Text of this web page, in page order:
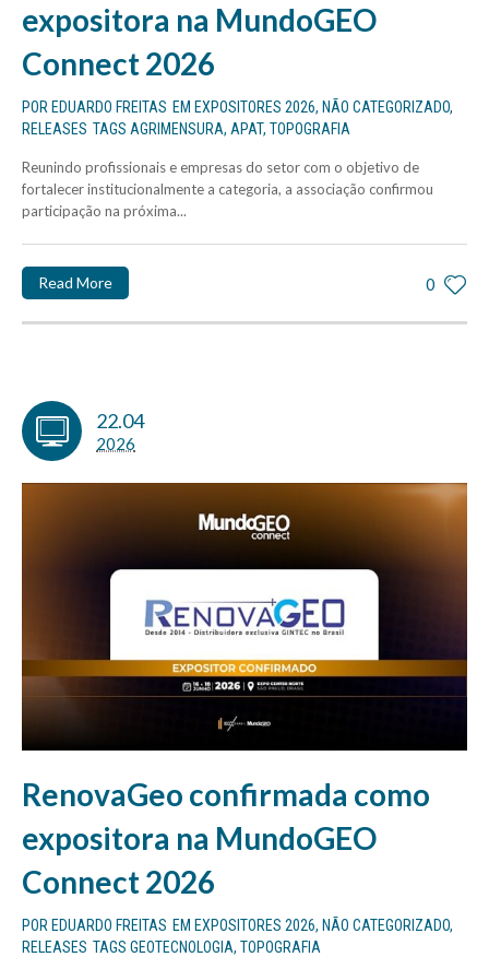
expositora na MundoGEO
Connect 2026
POR EDUARDO FREITAS EM EXPOSITORES 2026, NÃO CATEGORIZADO,
RELEASES TAGS AGRIMENSURA, APAT, TOPOGRAFIA
Reunindo profissionais e empresas do setor com o objetivo de
fortalecer institucionalmente a categoria, a associação confirmou
participação na próxima...
0
Read More
22.04
2026
RenovaGeo confirmada como
expositora na MundoGEO
Connect 2026
POR EDUARDO FREITAS EM EXPOSITORES 2026, NÃO CATEGORIZADO,
RELEASES TAGS GEOTECNOLOGIA, TOPOGRAFIA